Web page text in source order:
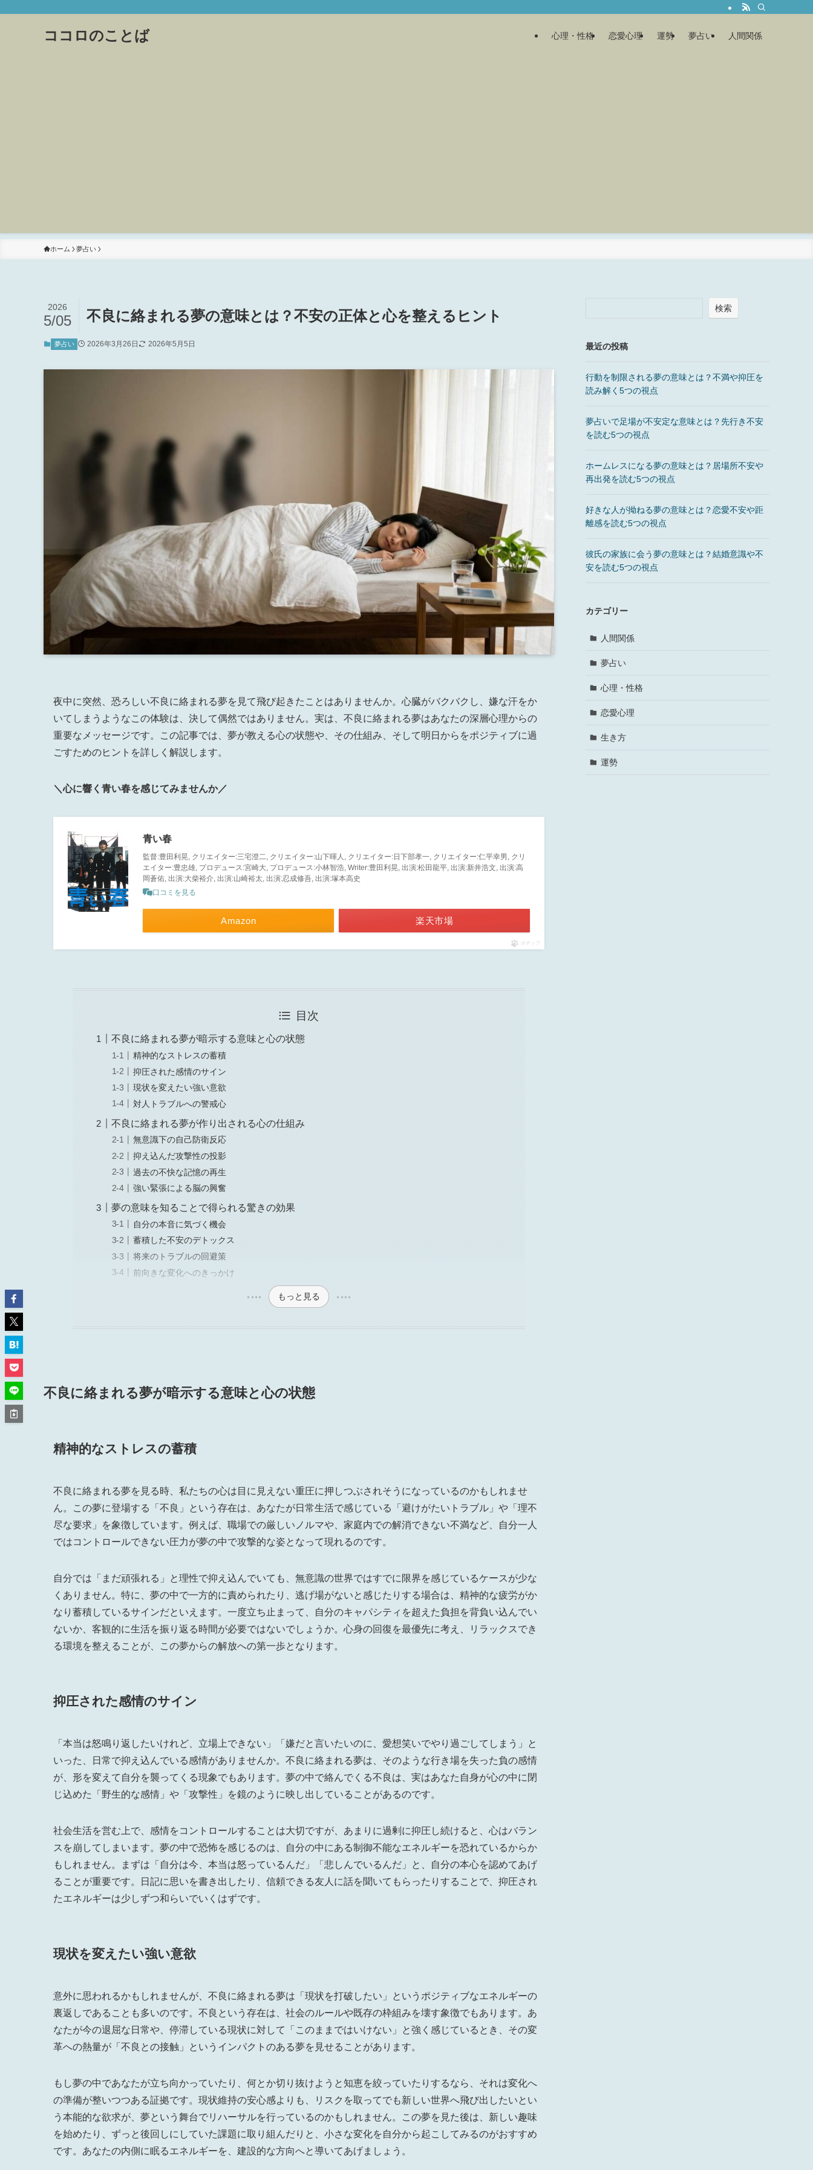
ココロのことば 心理・性格 恋愛心理 運勢 夢占い 人間関係
ホーム 夢占い
不良に絡まれる夢の意味とは？不安の正体と心を整えるヒント
2026
5/05
夢占い 2026年3月26日 2026年5月5日
夜中に突然、恐ろしい不良に絡まれる夢を見て飛び起きたことはありませんか。心臓がバクバクし、嫌な汗をか
いてしまうようなこの体験は、決して偶然ではありません。実は、不良に絡まれる夢はあなたの深層心理からの
重要なメッセージです。この記事では、夢が教える心の状態や、その仕組み、そして明日からをポジティブに過
ごすためのヒントを詳しく解説します。
＼心に響く青い春を感じてみませんか／
青い春
監督:豊田利晃, クリエイター:三宅澄二, クリエイター:山下暉人, クリエイター:日下部孝一, クリエイター:仁平幸男, クリ
エイター:豊忠雄, プロデュース:宮崎大, プロデュース:小林智浩, Writer:豊田利晃, 出演:松田龍平, 出演:新井浩文, 出演:高
岡蒼佑, 出演:大柴裕介, 出演:山崎裕太, 出演:忍成修吾, 出演:塚本高史
口コミを見る
Amazon 楽天市場
ポチップ
目次
不良に絡まれる夢が暗示する意味と心の状態
精神的なストレスの蓄積
抑圧された感情のサイン
現状を変えたい強い意欲
対人トラブルへの警戒心
不良に絡まれる夢が作り出される心の仕組み
無意識下の自己防衛反応
抑え込んだ攻撃性の投影
過去の不快な記憶の再生
強い緊張による脳の興奮
夢の意味を知ることで得られる驚きの効果
自分の本音に気づく機会
蓄積した不安のデトックス
将来のトラブルの回避策
前向きな変化へのきっかけ
もっと見る
不良に絡まれる夢が暗示する意味と心の状態
精神的なストレスの蓄積
不良に絡まれる夢を見る時、私たちの心は目に見えない重圧に押しつぶされそうになっているのかもしれませ
ん。この夢に登場する「不良」という存在は、あなたが日常生活で感じている「避けがたいトラブル」や「理不
尽な要求」を象徴しています。例えば、職場での厳しいノルマや、家庭内での解消できない不満など、自分一人
ではコントロールできない圧力が夢の中で攻撃的な姿となって現れるのです。
自分では「まだ頑張れる」と理性で抑え込んでいても、無意識の世界ではすでに限界を感じているケースが少な
くありません。特に、夢の中で一方的に責められたり、逃げ場がないと感じたりする場合は、精神的な疲労がか
なり蓄積しているサインだといえます。一度立ち止まって、自分のキャパシティを超えた負担を背負い込んでい
ないか、客観的に生活を振り返る時間が必要ではないでしょうか。心身の回復を最優先に考え、リラックスでき
る環境を整えることが、この夢からの解放への第一歩となります。
抑圧された感情のサイン
「本当は怒鳴り返したいけれど、立場上できない」「嫌だと言いたいのに、愛想笑いでやり過ごしてしまう」と
いった、日常で抑え込んでいる感情がありませんか。不良に絡まれる夢は、そのような行き場を失った負の感情
が、形を変えて自分を襲ってくる現象でもあります。夢の中で絡んでくる不良は、実はあなた自身が心の中に閉
じ込めた「野生的な感情」や「攻撃性」を鏡のように映し出していることがあるのです。
社会生活を営む上で、感情をコントロールすることは大切ですが、あまりに過剰に抑圧し続けると、心はバラン
スを崩してしまいます。夢の中で恐怖を感じるのは、自分の中にある制御不能なエネルギーを恐れているからか
もしれません。まずは「自分は今、本当は怒っているんだ」「悲しんでいるんだ」と、自分の本心を認めてあげ
ることが重要です。日記に思いを書き出したり、信頼できる友人に話を聞いてもらったりすることで、抑圧され
たエネルギーは少しずつ和らいでいくはずです。
現状を変えたい強い意欲
意外に思われるかもしれませんが、不良に絡まれる夢は「現状を打破したい」というポジティブなエネルギーの
裏返しであることも多いのです。不良という存在は、社会のルールや既存の枠組みを壊す象徴でもあります。あ
なたが今の退屈な日常や、停滞している現状に対して「このままではいけない」と強く感じているとき、その変
革への熱量が「不良との接触」というインパクトのある夢を見せることがあります。
もし夢の中であなたが立ち向かっていたり、何とか切り抜けようと知恵を絞っていたりするなら、それは変化へ
の準備が整いつつある証拠です。現状維持の安心感よりも、リスクを取ってでも新しい世界へ飛び出したいとい
う本能的な欲求が、夢という舞台でリハーサルを行っているのかもしれません。この夢を見た後は、新しい趣味
を始めたり、ずっと後回しにしていた課題に取り組んだりと、小さな変化を自分から起こしてみるのがおすすめ
です。あなたの内側に眠るエネルギーを、建設的な方向へと導いてあげましょう。
検索
最近の投稿
行動を制限される夢の意味とは？不満や抑圧を
読み解く5つの視点
夢占いで足場が不安定な意味とは？先行き不安
を読む5つの視点
ホームレスになる夢の意味とは？居場所不安や
再出発を読む5つの視点
好きな人が拗ねる夢の意味とは？恋愛不安や距
離感を読む5つの視点
彼氏の家族に会う夢の意味とは？結婚意識や不
安を読む5つの視点
カテゴリー
人間関係
夢占い
心理・性格
恋愛心理
生き方
運勢